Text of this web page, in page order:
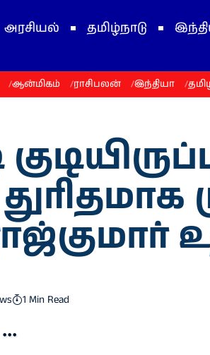
அரசியல் தமிழ்நாடு
ஆன்மிகம் ராசிபலன் இந்தியா
1 Min Read